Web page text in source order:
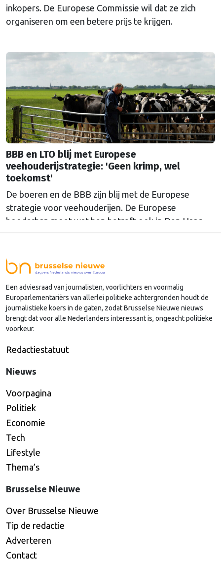
inkopers. De Europese Commissie wil dat ze zich
organiseren om een betere prijs te krijgen.
BBB en LTO blij met Europese
veehouderijstrategie: 'Geen krimp, wel
toekomst'
De boeren en de BBB zijn blij met de Europese
strategie voor veehouderijen. De Europese
boodschap moet wat hen betreft ook in Den Haag
Een adviesraad van journalisten, voorlichters en voormalig
Europarlementariërs van allerlei politieke achtergronden houdt de
journalistieke koers in de gaten, zodat Brusselse Nieuwe nieuws
brengt dat voor alle Nederlanders interessant is, ongeacht politieke
voorkeur.
Redactiestatuut
Nieuws
Voorpagina
Politiek
Economie
Tech
Lifestyle
Thema’s
Brusselse Nieuwe
Over Brusselse Nieuwe
Tip de redactie
Adverteren
Contact